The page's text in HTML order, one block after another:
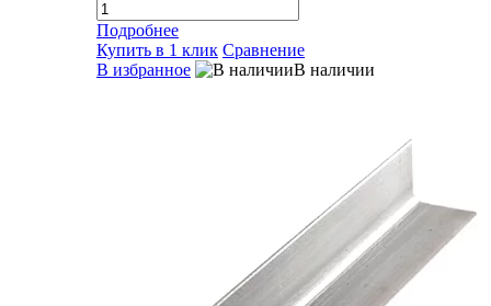
Подробнее
Купить в 1 клик Сравнение
В избранное
В наличии